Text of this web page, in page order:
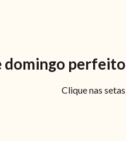
domingo perfeito
Clique nas setas